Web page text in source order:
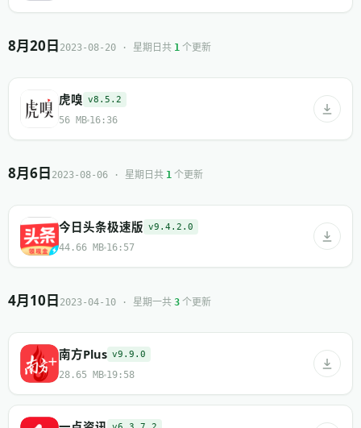
8月20日 2023-08-20 · 星期日 共 1 个更新
虎嗅 v8.5.2
56 MB 16:36
8月6日 2023-08-06 · 星期日 共 1 个更新
今日头条极速版 v9.4.2.0
44.66 MB 16:57
4月10日 2023-04-10 · 星期一共 3 个更新
南方Plus v9.9.0
28.65 MB 19:58